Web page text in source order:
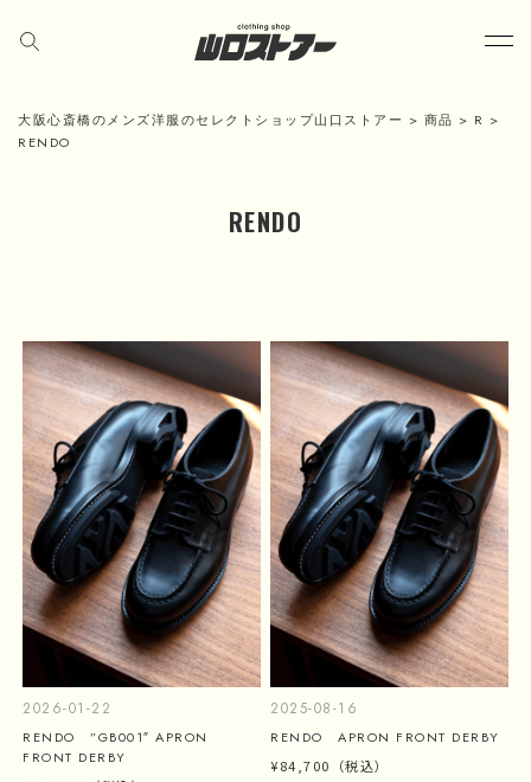
大阪心斎橋のメンズ洋服のセレクトショップ山口ストアー > 商品 > R >
RENDO
RENDO
2026-01-22
RENDO ”GB001″ APRON
FRONT DERBY
2025-08-16
RENDO APRON FRONT DERBY
¥84,700
（税込）